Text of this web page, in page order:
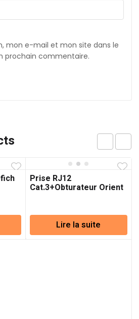
mon e-mail et mon site dans le
prochain commentaire.
Prise RJ12
Cat.3+Obturateur Orient
Lire la suite